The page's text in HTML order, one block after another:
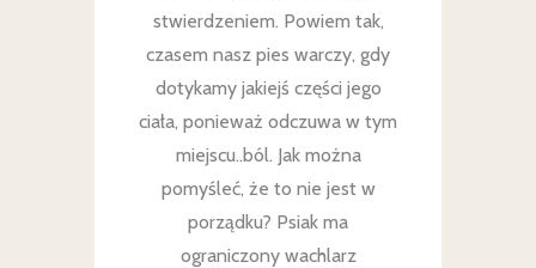
stwierdzeniem. Powiem tak,
czasem nasz pies warczy, gdy
dotykamy jakiejś części jego
ciała, ponieważ odczuwa w tym
miejscu..ból. Jak można
pomyśleć, że to nie jest w
porządku? Psiak ma
ograniczony wachlarz